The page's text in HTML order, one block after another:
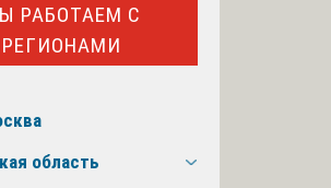
РАБОТАЕМ С
РЕГИОНАМИ
область